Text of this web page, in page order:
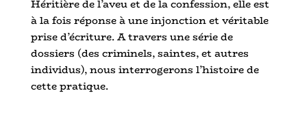
Héritière de l’aveu et de la confession, elle est
à la fois réponse à une injonction et véritable
prise d’écriture. A travers une série de
dossiers (des criminels, saintes, et autres
individus), nous interrogerons l’histoire de
cette pratique.